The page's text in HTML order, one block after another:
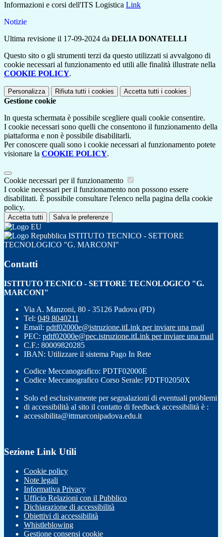
Informazioni e corsi dell'ITS Logistica Link
Notizie
Ultima revisione il 17-09-2024 da DELIA DONATELLI
Questo sito o gli strumenti terzi da questo utilizzati si avvalgono di
cookie necessari al funzionamento ed utili alle finalità illustrate nella
COOKIE POLICY.
Personalizza Rifiuta tutti i cookies Accetta tutti i cookies
Gestione cookie
In questa schermata è possibile scegliere quali cookie consentire.
I cookie necessari sono quelli che consentono il funzionamento della
piattaforma e non è possibile disabilitarli.
Per conoscere quali sono i cookie necessari al funzionamento potete
visionare la COOKIE POLICY.
Cookie necessari per il funzionamento
I cookie necessari per il funzionamento non possono essere
disabilitati. È possibile consultare l'elenco nella pagina della cookie
policy.
Accetta tutti Salva le preferenze
ISTITUTO TECNICO - SETTORE
TECNOLOGICO "G. MARCONI"
Contatti
ISTITUTO TECNICO - SETTORE TECNOLOGICO "G.
MARCONI"
Via A. Manzoni, 80 - 35126 Padova (PD)
Tel: 049 8040211
Email: pdtf02000e@istruzione.itLink per inviare una mail
PEC: pdtf02000e@pec.istruzione.itLink per inviare una mail
C.F.: 80009820285
IBAN: Utilizzare il sistema Pago In Rete
Codice Meccanografico: PDTF02000E
Codice Meccanografico Corso Serale: PDTF02050X
Solo ed esclusivamente per segnalazioni di eventuali problemi
di accessibilità al sito il contatto di feedback accessibilità è :
accessibilita@ittmarconipadova.edu.it
Sezione Link Utili
Cookie policy
Note legali
Informativa Privacy
Ufficio Relazioni con il Pubblico
Dichiarazione di accessibilità
Obiettivi di accessibilità
Whistleblowing
Gestione consensi cookie